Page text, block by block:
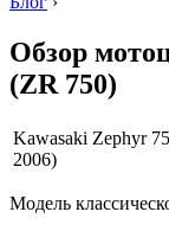
Обзор
(ZR 750)
Kawasaki Zephyr
2006)
Модель